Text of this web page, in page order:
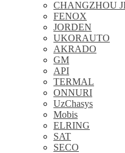
CHANGZHOU
FENOX
JORDEN
UKORAUTO
AKRADO
GM
API
TERMAL
ONNURI
UzChasys
Mobis
ELRING
SAT
SECO